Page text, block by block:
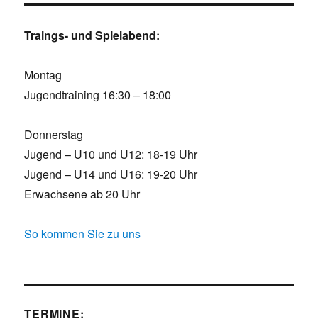
Traings- und Spielabend:
Montag
Jugendtraining 16:30 – 18:00
Donnerstag
Jugend – U10 und U12: 18-19 Uhr
Jugend – U14 und U16: 19-20 Uhr
Erwachsene ab 20 Uhr
So kommen Sie zu uns
TERMINE: